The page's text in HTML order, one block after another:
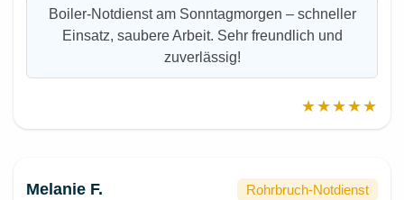
Boiler-Notdienst am Sonntagmorgen – schneller
Einsatz, saubere Arbeit. Sehr freundlich und
zuverlässig!
★★★★★
Melanie F. Rohrbruch-Notdienst